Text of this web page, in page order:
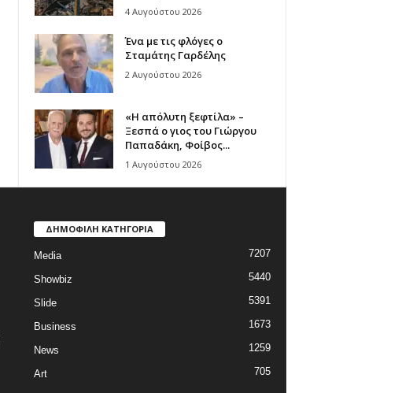
4 Αυγούστου 2026
Ένα με τις φλόγες ο
Σταμάτης Γαρδέλης
2 Αυγούστου 2026
«Η απόλυτη ξεφτίλα» –
Ξεσπά ο γιος του Γιώργου
Παπαδάκη, Φοίβος...
1 Αυγούστου 2026
ΔΗΜΟΦΙΛΗ ΚΑΤΗΓΟΡΙΑ
Media 7207
Showbiz 5440
Slide 5391
Business 1673
News 1259
Art 705